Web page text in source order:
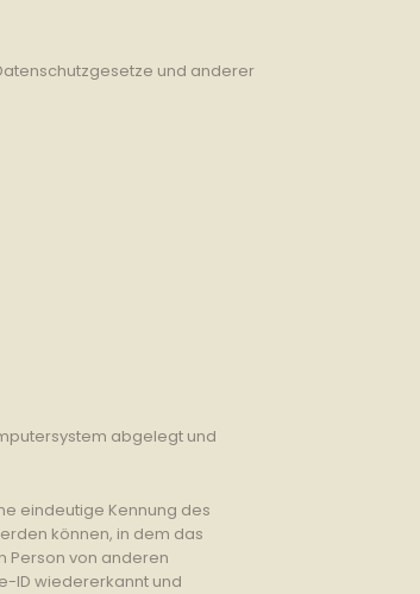
und anderer
abgelegt und
eindeutige Kennung des
können, in dem das
Person von anderen
ID wiedererkannt und